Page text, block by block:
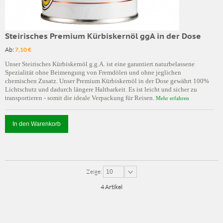
Steirisches Premium Kürbiskernöl ggA in der Dose
Ab:7,10 €
Unser Steirisches Kürbiskernöl g.g.A. ist eine garantiert naturbelassene
Spezialität ohne Beimengung von Fremdölen und ohne jeglichen
chemischen Zusatz. Unser Premium Kürbiskernöl in der Dose gewährt 100%
Lichtschutz und dadurch längere Haltbarkeit. Es ist leicht und sicher zu
transportieren - somit die ideale Verpackung für Reisen. Mehr erfahren
In den Warenkorb
Zeige: 10
4 Artikel